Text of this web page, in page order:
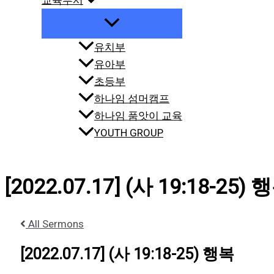
유치부
유아부
초등부
하나임 섬머캠프
하나임 품앗이 교육
YOUTH GROUP
[2022.07.17] (사 19:18-25)
All Sermons
[2022.07.17] (사 19:18-25) 행복